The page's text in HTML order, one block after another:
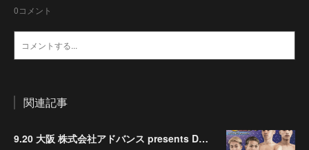
0コメント
関連記事
9.20 大阪 株式会社アドバンス presents DEEP☆KICK 79･80 7月の準決勝を勝ち抜いた6名による-53kg･-65kg･QUEEN-46kgと3つの王座決定戦の開催が決定！